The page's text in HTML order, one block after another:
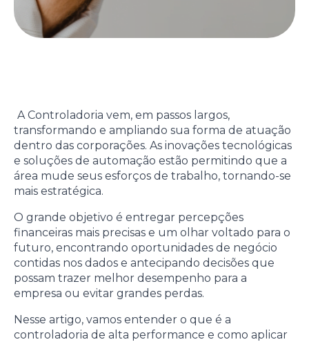
A Controladoria vem, em passos largos,
transformando e ampliando sua forma de atuação
dentro das corporações. As inovações tecnológicas
e soluções de automação estão permitindo que a
área mude seus esforços de trabalho, tornando-se
mais estratégica.
O grande objetivo é entregar percepções
financeiras mais precisas e um olhar voltado para o
futuro, encontrando oportunidades de negócio
contidas nos dados e antecipando decisões que
possam trazer melhor desempenho para a
empresa ou evitar grandes perdas.
Nesse artigo, vamos entender o que é a
controladoria de alta performance e como aplicar